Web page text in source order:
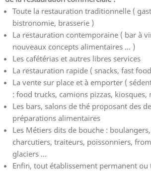
Toute la restauration traditionnelle (
bistronomie, brasserie )
La restauration contemporaine ( bar à
nouveaux concepts alimentaires ... )
Les cafétérias et autres libres services
La restauration rapide ( snacks, fast
La vente sur place et à emporter (
: food trucks, camions pizzas, kiosques,
Les bars, salons de thé proposant des
préparations alimentaires
Les Métiers dits de bouche :
charcutiers, traiteurs, poissonniers,
glaciers ...
Enfin, tout établissement permanent